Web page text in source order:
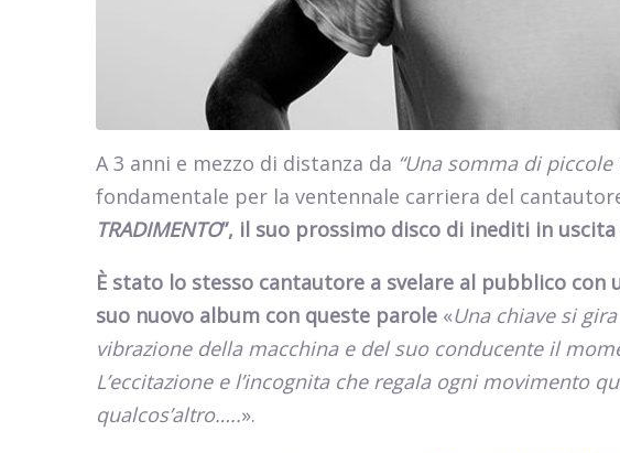
A 3 anni e mezzo di distanza da “Una somma di piccole
fondamentale per la ventennale carriera del
TRADIMENTO”, il suo prossimo disco di inediti in uscita
È stato lo stesso cantautore a svelare al pubblico con
suo nuovo album con queste parole «Una chiave si
vibrazione della macchina e del suo conducente il
L’eccitazione e l’incognita che regala ogni movimento
qualcos’altro…..».